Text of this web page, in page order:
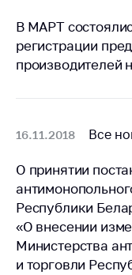
В МАРТ
регистрации
производителей
16.11.2018 Все
О принятии
Республики
«О внесении
Министерства
и торговли